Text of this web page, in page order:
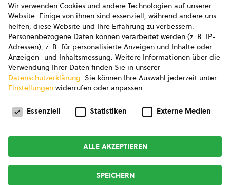
AGB
AGB Marketing GmbH
AGB Bildung
Newsletter
Copyright © 2026bio austria
Wir verwenden Cookies und andere Technologien auf unserer
Website. Einige von ihnen sind essenziell, während andere uns
helfen, diese Website und Ihre Erfahrung zu verbessern.
Personenbezogene Daten können verarbeitet werden (z. B. IP-
Adressen), z. B. für personalisierte Anzeigen und Inhalte oder
Anzeigen- und Inhaltsmessung. Weitere Informationen über die
Verwendung Ihrer Daten finden Sie in unserer
Datenschutzerklärung. Sie können Ihre Auswahl jederzeit unter
Einstellungen widerrufen oder anpassen.
Datenschutzeinstellungen
Essenziell Statistiken Externe Medien
ALLE AKZEPTIEREN
SPEICHERN